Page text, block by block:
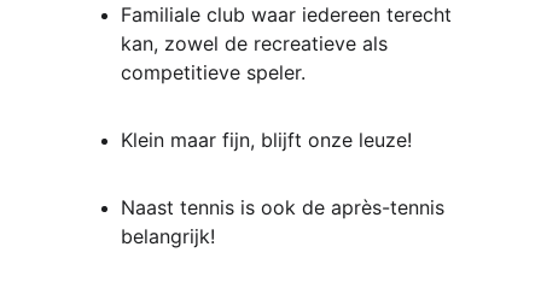
Familiale club waar iedereen terecht
kan, zowel de recreatieve als
competitieve speler.
Klein maar fijn, blijft onze leuze!
Naast tennis is ook de après-tennis
belangrijk!